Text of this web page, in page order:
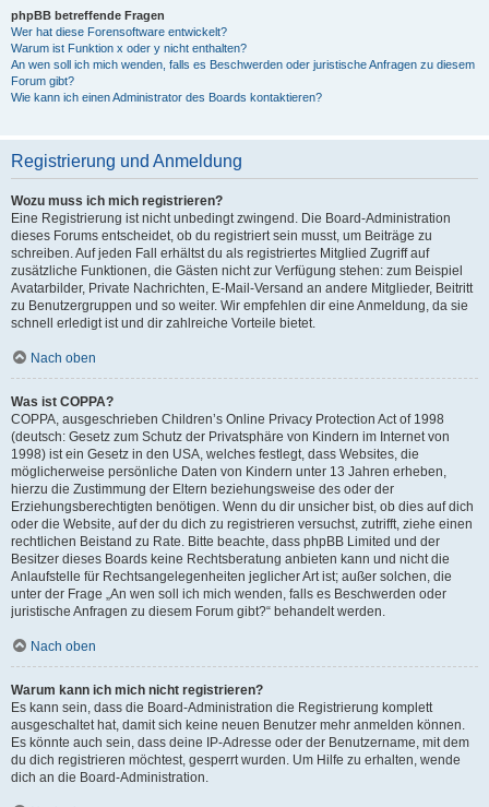
phpBB betreffende Fragen
Wer hat diese Forensoftware entwickelt?
Warum ist Funktion x oder y nicht enthalten?
An wen soll ich mich wenden, falls es Beschwerden oder juristische Anfragen zu diesem
Forum gibt?
Wie kann ich einen Administrator des Boards kontaktieren?
Registrierung und Anmeldung
Wozu muss ich mich registrieren?
Eine Registrierung ist nicht unbedingt zwingend. Die Board-Administration
dieses Forums entscheidet, ob du registriert sein musst, um Beiträge zu
schreiben. Auf jeden Fall erhältst du als registriertes Mitglied Zugriff auf
zusätzliche Funktionen, die Gästen nicht zur Verfügung stehen: zum Beispiel
Avatarbilder, Private Nachrichten, E-Mail-Versand an andere Mitglieder, Beitritt
zu Benutzergruppen und so weiter. Wir empfehlen dir eine Anmeldung, da sie
schnell erledigt ist und dir zahlreiche Vorteile bietet.
Nach oben
Was ist COPPA?
COPPA, ausgeschrieben Children’s Online Privacy Protection Act of 1998
(deutsch: Gesetz zum Schutz der Privatsphäre von Kindern im Internet von
1998) ist ein Gesetz in den USA, welches festlegt, dass Websites, die
möglicherweise persönliche Daten von Kindern unter 13 Jahren erheben,
hierzu die Zustimmung der Eltern beziehungsweise des oder der
Erziehungsberechtigten benötigen. Wenn du dir unsicher bist, ob dies auf dich
oder die Website, auf der du dich zu registrieren versuchst, zutrifft, ziehe einen
rechtlichen Beistand zu Rate. Bitte beachte, dass phpBB Limited und der
Besitzer dieses Boards keine Rechtsberatung anbieten kann und nicht die
Anlaufstelle für Rechtsangelegenheiten jeglicher Art ist; außer solchen, die
unter der Frage „An wen soll ich mich wenden, falls es Beschwerden oder
juristische Anfragen zu diesem Forum gibt?“ behandelt werden.
Nach oben
Warum kann ich mich nicht registrieren?
Es kann sein, dass die Board-Administration die Registrierung komplett
ausgeschaltet hat, damit sich keine neuen Benutzer mehr anmelden können.
Es könnte auch sein, dass deine IP-Adresse oder der Benutzername, mit dem
du dich registrieren möchtest, gesperrt wurden. Um Hilfe zu erhalten, wende
dich an die Board-Administration.